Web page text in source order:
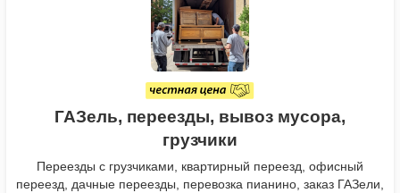
ГАЗель, переезды, вывоз мусора,
грузчики
Переезды с грузчиками, квартирный переезд, офисный
переезд, дачные переезды, перевозка пианино, заказ ГАЗели,